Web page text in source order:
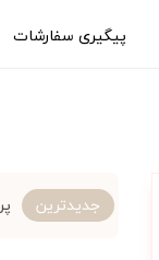
پیگیری سفارشات
جدیدترین